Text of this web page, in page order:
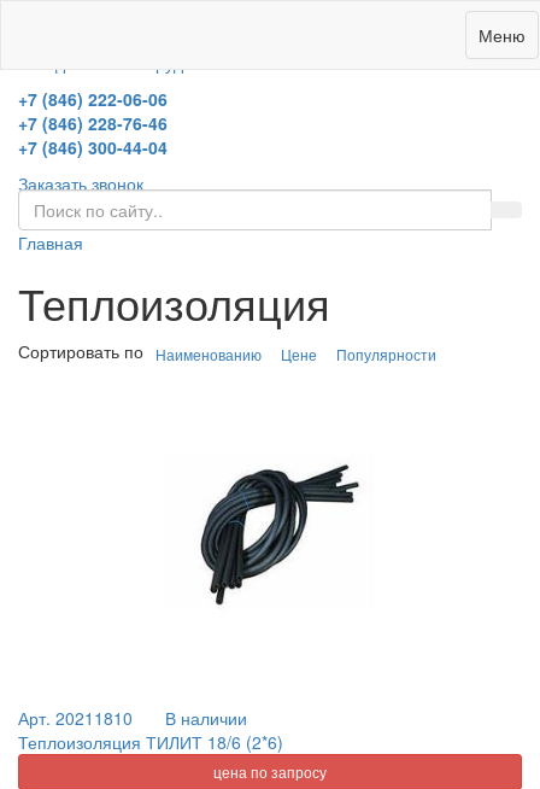
Меню
+7 (846) 222-06-06
+7 (846) 228-76-46
+7 (846) 300-44-04
Заказать звонок
Главная
Теплоизоляция
Сортировать по Наименованию Цене Популярности
Арт. 20211810
В наличии
Теплоизоляция ТИЛИТ 18/6 (2*6)
цена по запросу